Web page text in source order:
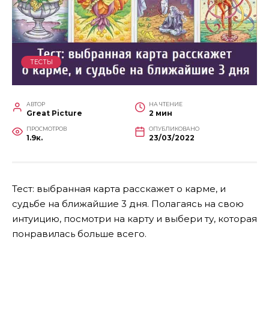
ТЕСТЫ
АВТОР
Great Picture
НА ЧТЕНИЕ
2 мин
ПРОСМОТРОВ
1.9к.
ОПУБЛИКОВАНО
23/03/2022
Тест: выбранная карта расскажет о карме, и
судьбе на ближайшие 3 дня. Полагаясь на свою
интуицию, посмотри на карту и выбери ту, которая
понравилась больше всего.